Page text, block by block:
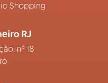
Shopping
RJ
nº 18